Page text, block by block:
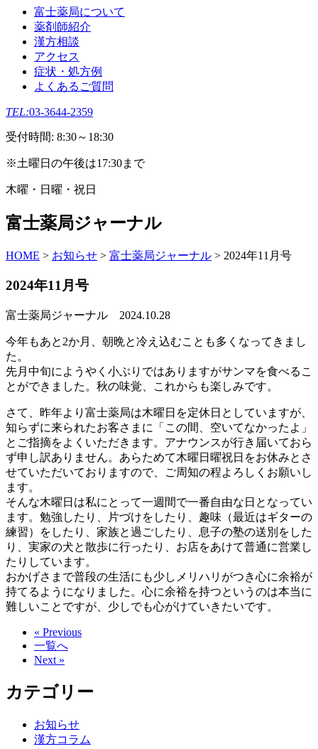
富士薬局について
薬剤師紹介
漢方相談
アクセス
症状・処方例
よくあるご質問
TEL:03-3644-2359
受付時間: 8:30～18:30
※土曜日の午後は17:30まで
木曜・日曜・祝日
富士薬局ジャーナル
HOME > お知らせ > 富士薬局ジャーナル > 2024年11月号
2024年11月号
富士薬局ジャーナル 2024.10.28
今年もあと2か月、朝晩と冷え込むことも多くなってきまし
た。
先月中旬にようやく小ぶりではありますがサンマを食べるこ
とができました。秋の味覚、これからも楽しみです。
さて、昨年より富士薬局は木曜日を定休日としていますが、
知らずに来られたお客さまに「この間、空いてなかったよ」
とご指摘をよくいただきます。アナウンスが行き届いておら
ず申し訳ありません。あらためて木曜日曜祝日をお休みとさ
せていただいておりますので、ご周知の程よろしくお願いし
ます。
そんな木曜日は私にとって一週間で一番自由な日となってい
ます。勉強したり、片づけをしたり、趣味（最近はギターの
練習）をしたり、家族と過ごしたり、息子の塾の送別をした
り、実家の犬と散歩に行ったり、お店をあけて普通に営業し
たりしています。
おかげさまで普段の生活にも少しメリハリがつき心に余裕が
持てるようになりました。心に余裕を持つというのは本当に
難しいことですが、少しでも心がけていきたいです。
« Previous
一覧へ
Next »
カテゴリー
お知らせ
漢方コラム